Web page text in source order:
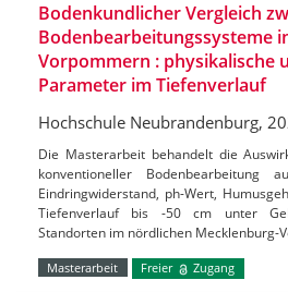
Bodenkundlicher Vergleich
Bodenbearbeitungssysteme
Vorpommern : physikalische
Parameter im Tiefenverlauf
Hochschule Neubrandenburg,
Die Masterarbeit behandelt die
konventioneller Bodenbearbeitung
Eindringwiderstand, ph-Wert,
Tiefenverlauf bis -50 cm unter
Standorten im nördlichen Mecklenburg-
Masterarbeit Freier Zugang